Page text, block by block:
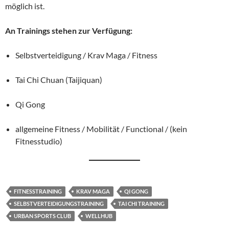
möglich ist.
An Trainings stehen zur Verfügung:
Selbstverteidigung / Krav Maga / Fitness
Tai Chi Chuan (Taijiquan)
Qi Gong
allgemeine Fitness / Mobilität / Functional / (kein
Fitnesstudio)
FITNESSTRAINING KRAV MAGA
QI GONG
SELBSTVERTEIDIGUNGSTRAINING
TAI CHI TRAINING
URBAN SPORTS CLUB
WELLHUB